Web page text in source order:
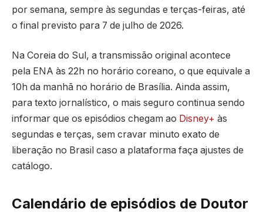
por semana, sempre às segundas e terças-feiras, até
o final previsto para 7 de julho de 2026.
Na Coreia do Sul, a transmissão original acontece
pela ENA às 22h no horário coreano, o que equivale a
10h da manhã no horário de Brasília. Ainda assim,
para texto jornalístico, o mais seguro continua sendo
informar que os episódios chegam ao Disney+ às
segundas e terças, sem cravar minuto exato de
liberação no Brasil caso a plataforma faça ajustes de
catálogo.
Calendário de episódios de Doutor